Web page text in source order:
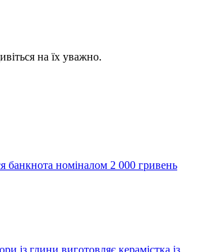
на їх уважно.
банкнота номіналом 2 000 гривень
із глини виготовляє керамістка із